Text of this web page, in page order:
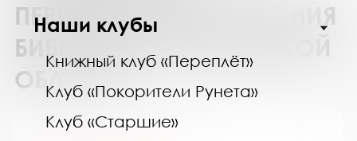
Наши клубы
Книжный клуб «Переплёт»
Клуб «Покорители Рунета»
Клуб «Старшие»
ПЕРИОДИЧЕСКИЕ ИЗДАНИЯ
БИБЛИОТЕК МУРМАНСКОЙ
ОБЛАСТИ